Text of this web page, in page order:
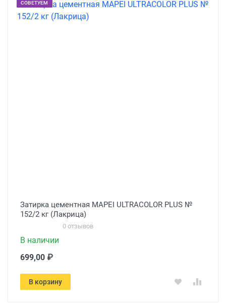
СОВЕТУЕМ
Затирка цементная MAPEI ULTRACOLOR PLUS №
152/2 кг (Лакрица)
0 отзывов
В наличии
699,00 ₽
В корзину